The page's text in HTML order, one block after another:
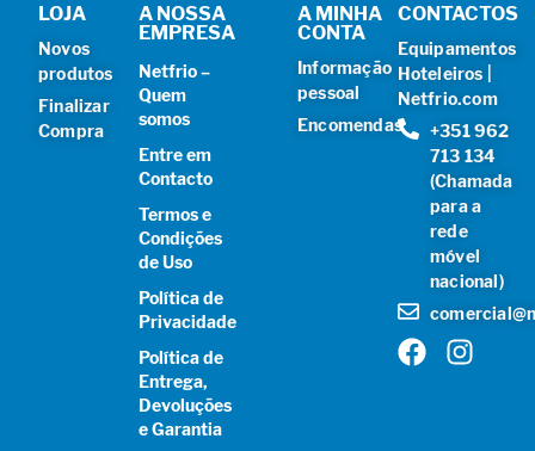
LOJA
Novos
produtos
Finalizar
Compra
A NOSSA
EMPRESA
Netfrio –
Quem
somos
Entre em
Contacto
Termos e
Condições
de Uso
Política de
Privacidade
Política de
Entrega,
Devoluções
e Garantia
A MINHA
CONTA
Informação
pessoal
Encomendas
CONTACTOS
Equipamentos
Hoteleiros |
Netfrio.com
+351 962
713 134
(Chamada
para a
rede
móvel
nacional)